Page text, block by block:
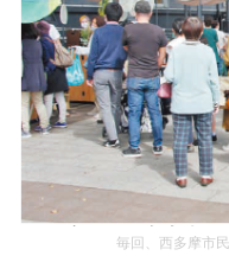
毎回、西多摩市